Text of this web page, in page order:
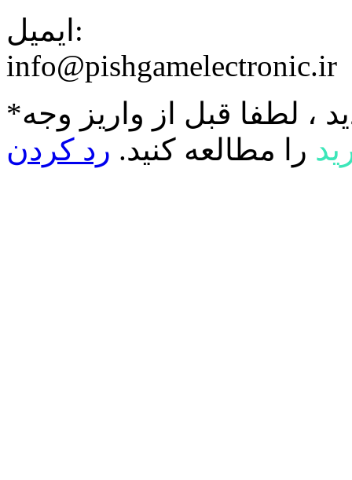
ایمیل:
info@pishgamelectronic.ir
، لطفا قبل از واریز وجه
را مطالعه کنید. رد کردن